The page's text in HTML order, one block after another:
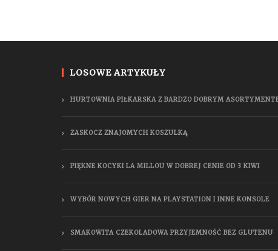
LOSOWE ARTYKUŁY
HURTOWNIA PIŁKARSKA Z BARDZO DOBRYM
ZASKOCZ ZNAJOMYCH KOSZULKĄ
PIĘKNE KOCYKI LA MILLOU W DOBREJ CENIE OD 3 KIWI
WYBÓR NOWYCH GIER NA PLAYSTATION I INNE KONSOLE
SMAKOWITA CZEKOLADOWA PRZYJEMNOŚĆ BEZ GLUTENU